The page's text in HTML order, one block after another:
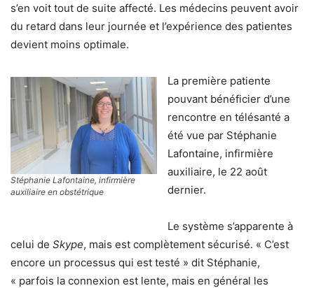
s’en voit tout de suite affecté. Les médecins peuvent avoir
du retard dans leur journée et l’expérience des patientes
devient moins optimale.
Stéphanie Lafontaine, infirmière
auxiliaire en obstétrique
La première patiente
pouvant bénéficier d’une
rencontre en télésanté a
été vue par Stéphanie
Lafontaine, infirmière
auxiliaire, le 22 août
dernier.
Le système s’apparente à
celui de Skype, mais est complètement sécurisé. « C’est
encore un processus qui est testé » dit Stéphanie,
« parfois la connexion est lente, mais en général les